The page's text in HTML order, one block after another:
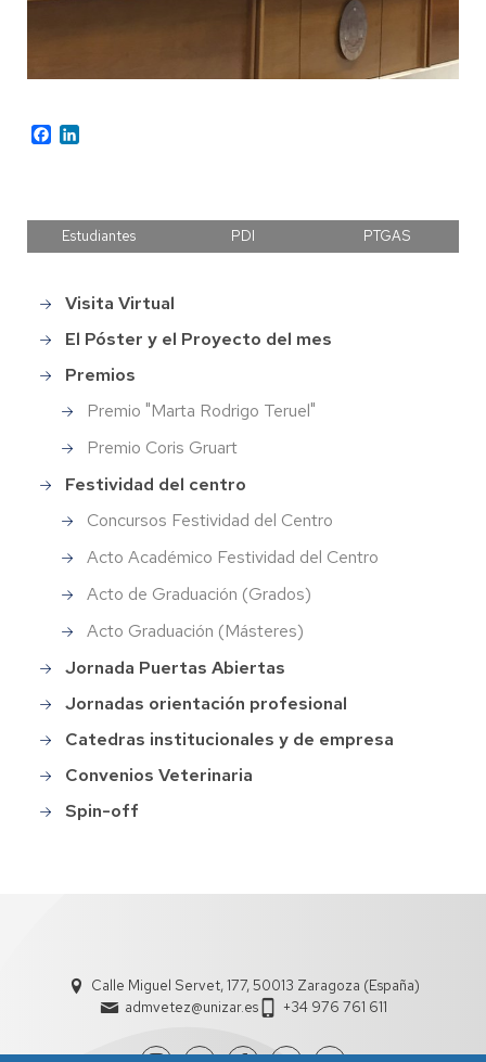
Facebook
Estudiantes PDI PTGAS
Main
menu
Visita Virtual
El Póster y el Proyecto del mes
Premios
Premio "Marta Rodrigo Teruel"
Premio Coris Gruart
Festividad del centro
Concursos Festividad del Centro
Acto Académico Festividad del Centro
Acto de Graduación (Grados)
Acto Graduación (Másteres)
Jornada Puertas Abiertas
Jornadas orientación profesional
Catedras institucionales y de empresa
Convenios Veterinaria
Spin-off
Calle Miguel Servet, 177, 50013 Zaragoza (España)
admvetez@unizar.es
+34 976 761 611